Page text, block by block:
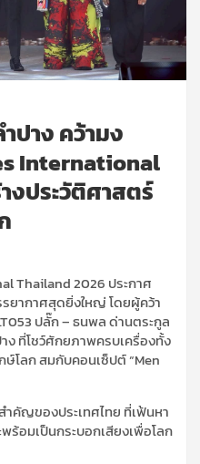
ปาง คว้ามง
International
งประวัติศาสตร์
Thailand 2026 ประกาศ
ยากาศสุดยิ่งใหญ่ โดยผู้คว้า
ปลั๊ก – ธนพล ด่านตระกูล
ที่โชว์ศักยภาพครบเครื่องทั้ง
โลก สมกับคอนเซ็ปต์ “Men
คัญของประเทศไทย ที่เฟ้นหา
อมเป็นกระบอกเสียงเพื่อโลก